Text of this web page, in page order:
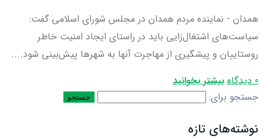
همدان - نماینده مردم همدان در مجلس شورای اسلامی گفت:
سیاست‌های اشتغال‌زایی باید در راستای ایجاد امنیت خاطر
روستاییان و پیشگیری از مهاجرت آنها به شهرها پیش‌بینی شود....
0 دیدگاه
بیشتر بخوانید
جستجو برای:
نوشته‌های تازه